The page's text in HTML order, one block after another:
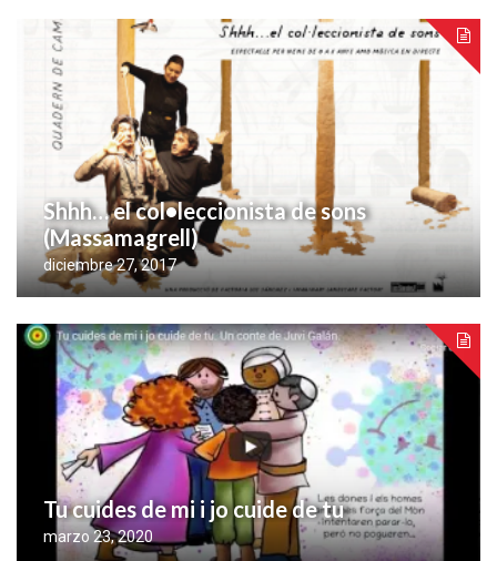
Shhh… el col•leccionista de sons
(Massamagrell)
diciembre 27, 2017
Tu cuides de mi i jo cuide de tu
marzo 23, 2020